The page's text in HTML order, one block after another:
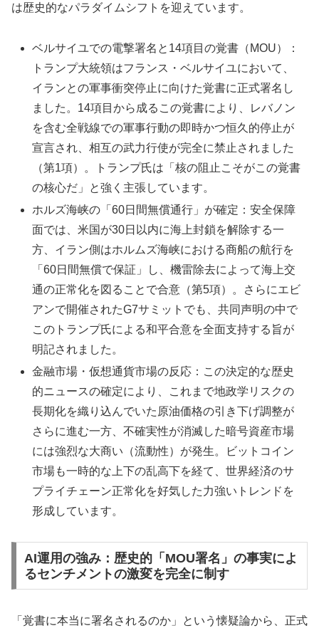
は歴史的なパラダイムシフトを迎えています。
ベルサイユでの電撃署名と14項目の覚書（MOU）：
トランプ大統領はフランス・ベルサイユにおいて、
イランとの軍事衝突停止に向けた覚書に正式署名し
ました。14項目から成るこの覚書により、レバノン
を含む全戦線での軍事行動の即時かつ恒久的停止が
宣言され、相互の武力行使が完全に禁止されました
（第1項）。トランプ氏は「核の阻止こそがこの覚書
の核心だ」と強く主張しています。
ホルズ海峡の「60日間無償通行」が確定：安全保障
面では、米国が30日以内に海上封鎖を解除する一
方、イラン側はホルムズ海峡における商船の航行を
「60日間無償で保証」し、機雷除去によって海上交
通の正常化を図ることで合意（第5項）。さらにエビ
アンで開催されたG7サミットでも、共同声明の中で
このトランプ氏による和平合意を全面支持する旨が
明記されました。
金融市場・仮想通貨市場の反応：この決定的な歴史
的ニュースの確定により、これまで地政学リスクの
長期化を織り込んでいた原油価格の引き下げ調整が
さらに進む一方、不確実性が消滅した暗号資産市場
には強烈な大商い（流動性）が発生。ビットコイン
市場も一時的な上下の乱高下を経て、世界経済のサ
プライチェーン正常化を好気した力強いトレンドを
形成しています。
AI運用の強み：歴史的「MOU署名」の事実によ
るセンチメントの激変を完全に制す
「覚書に本当に署名されるのか」という懐疑論から、正式